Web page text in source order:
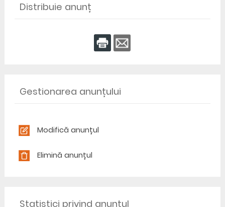
Distribuie anunț
Gestionarea anunțului
Modifică anunțul
Elimină anunțul
Statistici privind anunțul